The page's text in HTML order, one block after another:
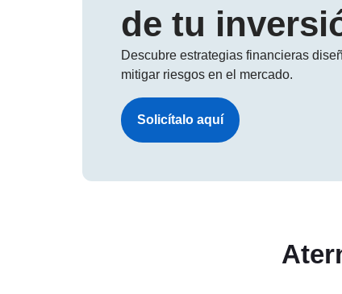
de tu
Descubre estrategias financieras
mitigar riesgos en el mercado.
Solicítalo aquí